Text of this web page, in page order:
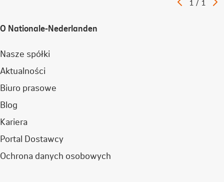
artykuł
1 / 1
O Nationale-Nederlanden
Nasze spółki
Aktualności
Biuro prasowe
Blog
Kariera
Portal Dostawcy
Ochrona danych osobowych